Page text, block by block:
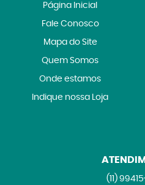
Página Inicial
Fale Conosco
Mapa do Site
Quem Somos
Onde estamos
Indique nossa Loja
(11)